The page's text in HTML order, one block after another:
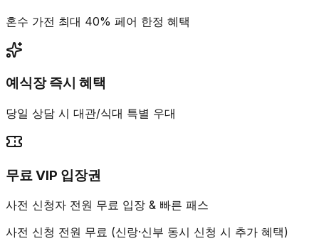
혼수 가전 최대 40% 페어 한정 혜택
예식장 즉시 혜택
당일 상담 시 대관/식대 특별 우대
무료 VIP 입장권
사전 신청자 전원 무료 입장 & 빠른 패스
사전 신청 전원 무료 (신랑·신부 동시 신청 시 추가 혜택)